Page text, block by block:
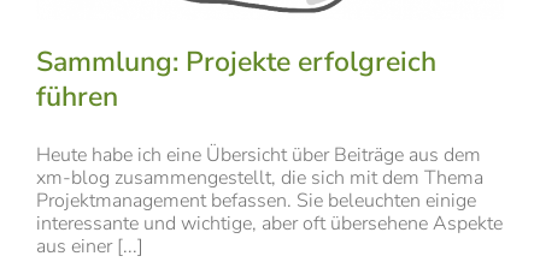
Sammlung: Projekte erfolgreich
führen
Heute habe ich eine Übersicht über Beiträge aus dem
xm-blog zusammengestellt, die sich mit dem Thema
Projektmanagement befassen. Sie beleuchten einige
interessante und wichtige, aber oft übersehene Aspekte
aus einer [...]